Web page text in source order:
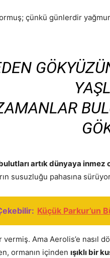
çünkü günlerdir
artık dünyaya inmez
susuzluğu pahasına
Küçük Parkur’un
Ama Aerolis’e nasıl
ormanın içinden ışıklı bir